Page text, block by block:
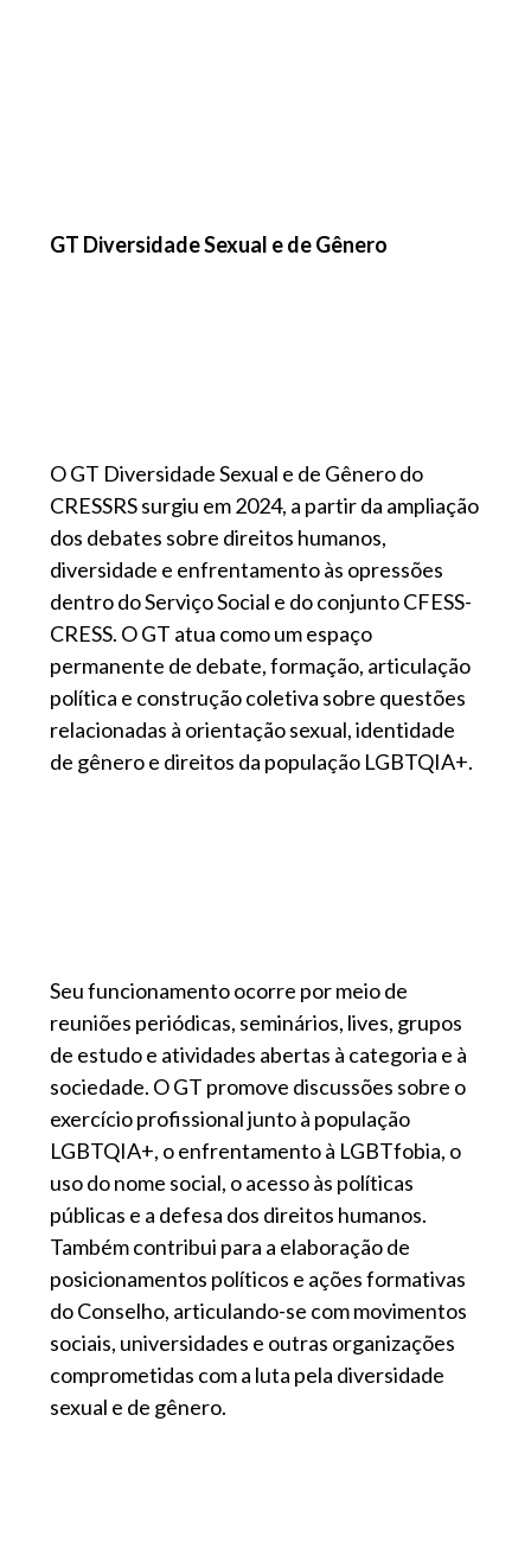
GT Diversidade Sexual e de Gênero
O GT Diversidade Sexual e de Gênero do
CRESSRS surgiu em 2024, a partir da ampliação
dos debates sobre direitos humanos,
diversidade e enfrentamento às opressões
dentro do Serviço Social e do conjunto CFESS-
CRESS. O GT atua como um espaço
permanente de debate, formação, articulação
política e construção coletiva sobre questões
relacionadas à orientação sexual, identidade
de gênero e direitos da população LGBTQIA+.
Seu funcionamento ocorre por meio de
reuniões periódicas, seminários, lives, grupos
de estudo e atividades abertas à categoria e à
sociedade. O GT promove discussões sobre o
exercício profissional junto à população
LGBTQIA+, o enfrentamento à LGBTfobia, o
uso do nome social, o acesso às políticas
públicas e a defesa dos direitos humanos.
Também contribui para a elaboração de
posicionamentos políticos e ações formativas
do Conselho, articulando-se com movimentos
sociais, universidades e outras organizações
comprometidas com a luta pela diversidade
sexual e de gênero.